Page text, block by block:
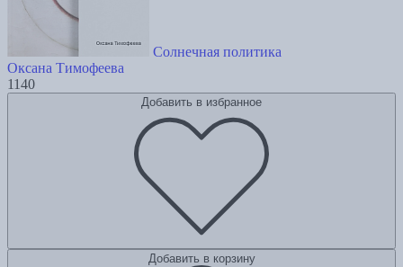
Солнечная политика
Оксана Тимофеева
1140
Добавить в избранное
Добавить в корзину